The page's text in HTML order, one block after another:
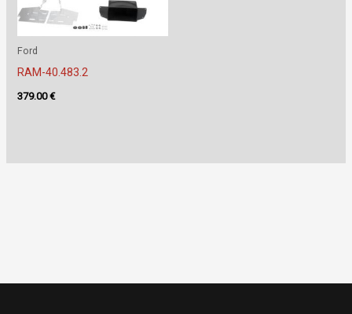
Ford
RAM-40.483.2
379.00€